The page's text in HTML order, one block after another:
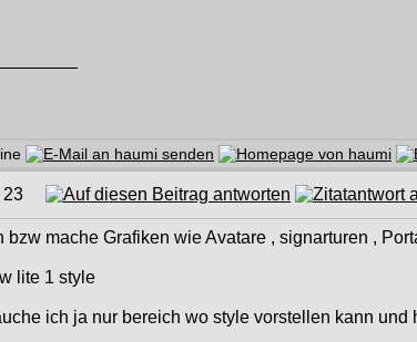
23
bzw mache Grafiken wie Avatare , signarturen ,
lite 1 style
ich ja nur bereich wo style vorstellen kann